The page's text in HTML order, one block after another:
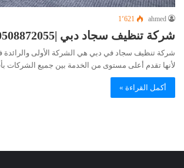
ahmed 1٬621
شركة تنظيف سجاد دبي |0508872055|
شركة تنظيف سجاد في دبي هي الشركة الأولى
لأنها تقدم أعلى مستوى من الخدمة بين جميع
أكمل القراءة »